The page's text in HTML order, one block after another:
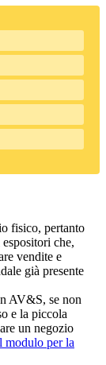
fisico, pertanto
che,
vendite e
già presente
AV&S, se non
e la piccola
un negozio
modulo per la